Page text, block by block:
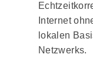
Internet
lokalen
Netzwerks.